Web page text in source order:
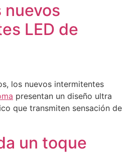
nuevos
LED de
los nuevos intermitentes
presentan un diseño ultra
que transmiten sensación de
un toque